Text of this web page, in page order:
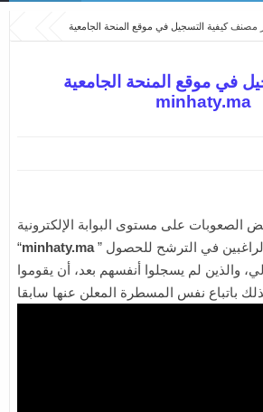
مصنف
في موقع المنحة الجامعية
minhaty.ma
الصعوبات على مستوى البوابة الإلكترونية
“minhaty.ma” يمكن الآن للمعنيين الراغبين في الترشح للحصول
والذين لم يسجلوا أنفسهم بعد، أن يقوموا